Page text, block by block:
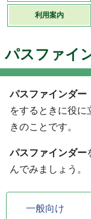
利用案内
パスファイ
パスファインダー
をするときに役に
きのことです。
パスファインダー
んでみましょう。
一般向け